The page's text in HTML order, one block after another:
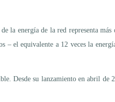
la energía de la red representa más
el equivalente a 12 veces la
Desde su lanzamiento en abril de